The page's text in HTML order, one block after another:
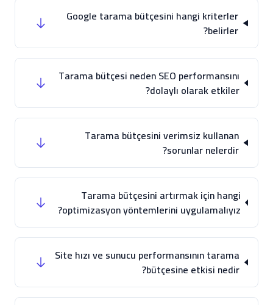
Google tarama bütçesini hangi kriterler
belirler?
Tarama bütçesi neden SEO performansını
dolaylı olarak etkiler?
Tarama bütçesini verimsiz kullanan
sorunlar nelerdir?
Tarama bütçesini artırmak için hangi
optimizasyon yöntemlerini uygulamalıyız?
Site hızı ve sunucu performansının tarama
bütçesine etkisi nedir?